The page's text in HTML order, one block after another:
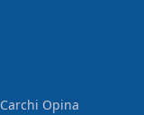
Carchi Opina